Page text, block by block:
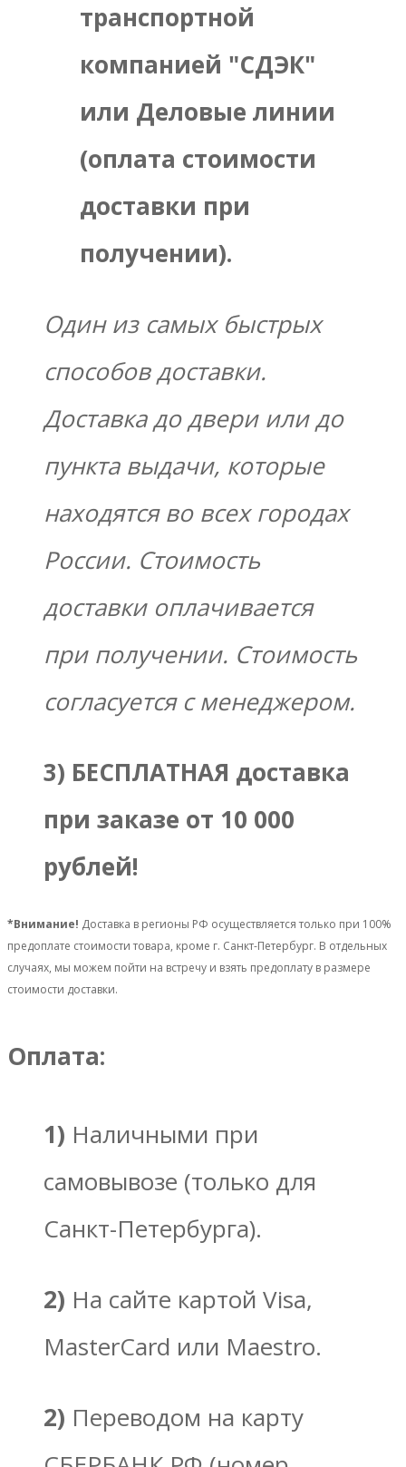
транспортной
компанией "СДЭК"
или Деловые линии
(оплата стоимости
доставки при
получении).
Один из самых быстрых
способов доставки.
Доставка до двери или до
пункта выдачи, которые
находятся во всех городах
России. Стоимость
доставки оплачивается
при получении. Стоимость
согласуется с менеджером.
3) БЕСПЛАТНАЯ доставка
при заказе от 10 000
рублей!
*Внимание! Доставка в регионы РФ осуществляется только при 100%
предоплате стоимости товара, кроме г. Санкт-Петербург. В отдельных
случаях, мы можем пойти на встречу и взять предоплату в размере
стоимости доставки.
Оплата:
1) Наличными при
самовывозе (только для
Санкт-Петербурга).
2) На сайте картой Visa,
MasterCard или Maestro.
2) Переводом на карту